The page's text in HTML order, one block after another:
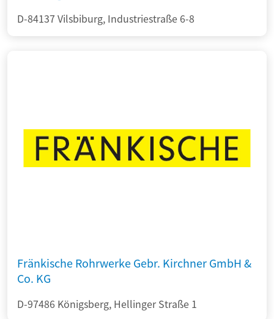
D-84137 Vilsbiburg, Industriestraße 6-8
Fränkische Rohrwerke Gebr. Kirchner GmbH &
Co. KG
D-97486 Königsberg, Hellinger Straße 1